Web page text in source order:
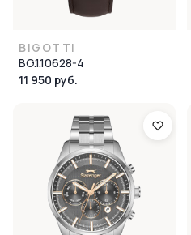
BIGOTTI
BG.1.10628-4
11 950 руб.